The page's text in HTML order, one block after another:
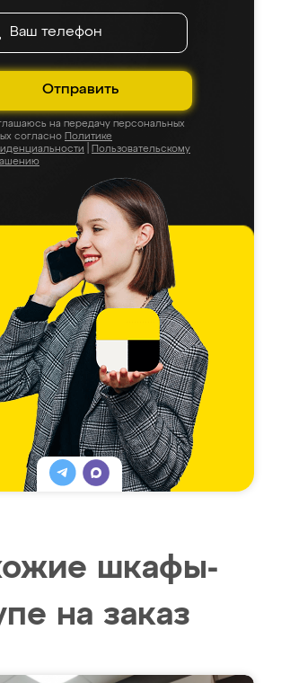
Отправить
на передачу персональных
согласно Политике
Пользовательскому
шкафы-
на заказ